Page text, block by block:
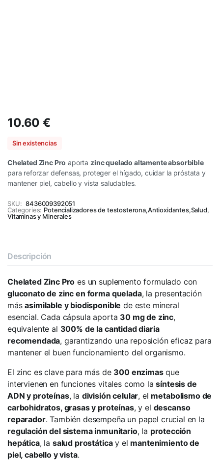
10.60€
Sin existencias
Chelated Zinc Pro aporta zinc quelado altamente absorbible
para reforzar defensas, proteger el hígado, cuidar la próstata y
mantener piel, cabello y vista saludables.
SKU: 8436009392051
Categories: Potencializadores de testosterona,Antioxidantes,Salud,
Vitaminas y Minerales
Descripción
Chelated Zinc Pro es un suplemento formulado con
gluconato de zinc en forma quelada, la presentación
másasimilable y biodisponible de este mineral
esencial. Cada cápsula aporta 30 mg de zinc,
equivalente al 300% de la cantidad diaria
recomendada, garantizando una reposición eficaz para
mantener el buen funcionamiento del organismo.
El zinc es clave para más de 300 enzimasque
intervienen en funciones vitales como lasíntesis de
ADN y proteínas, la división celular, el metabolismo de
carbohidratos, grasas y proteínas, y el descanso
reparador. También desempeña un papel crucial en la
regulación del sistema inmunitario, la protección
hepática, la salud prostáticay el mantenimiento de
piel, cabello y vista.